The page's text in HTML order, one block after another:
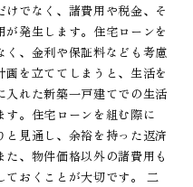
でなく、諸費用や税金、そ
が発生します。住宅ローンを
、金利や保証料なども考慮
を立ててしまうと、生活を
入れた新築一戸建てでの生活
す。住宅ローンを組む際に
見通し、余裕を持った返済
、物件価格以外の諸費用も
ておくことが大切です。 二